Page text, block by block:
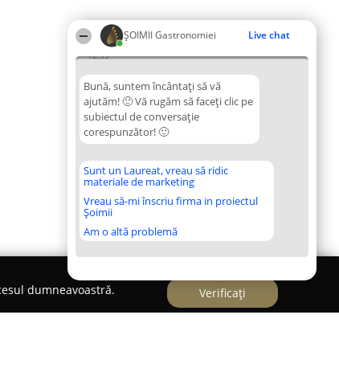
ȘOIMII Gastronomiei Live chat
12:55
Bună, suntem încântați să vă
ajutăm! 🙂 Vă rugăm să faceți clic pe
subiectul de conversație
corespunzător! 🙂
Sunt un Laureat, vreau să ridic
materiale de marketing
Vreau să-mi înscriu firma in proiectul
Șoimii
Am o altă problemă
dumneavoastră.
Verificați